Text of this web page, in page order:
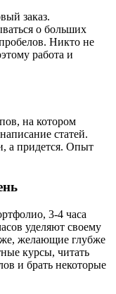
заказ.
о больших
Никто не
работа и
на котором
статей.
а придется. Опыт
3-4 часа
уделяют своему
желающие глубже
курсы, читать
и брать некоторые